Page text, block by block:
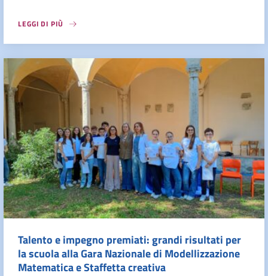
LEGGI DI PIÙ
Talento e impegno premiati: grandi risultati per
la scuola alla Gara Nazionale di Modellizzazione
Matematica e Staffetta creativa